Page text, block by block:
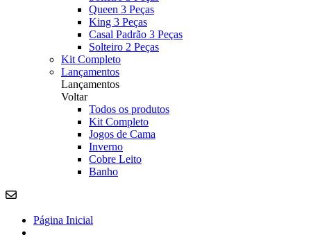
Queen 3 Peças
King 3 Peças
Casal Padrão 3 Peças
Solteiro 2 Peças
Kit Completo
Lançamentos
Lançamentos
Voltar
Todos os produtos
Kit Completo
Jogos de Cama
Inverno
Cobre Leito
Banho
Página Inicial